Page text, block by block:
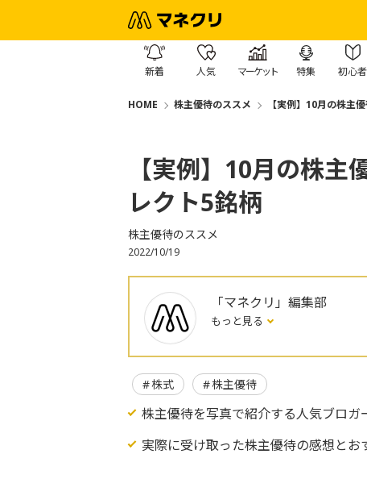
新着 人気 マーケット 特集 初心者
HOME 株主優待のススメ 【実例】10月の株主
【実例】10月の株
レクト5銘柄
株主優待のススメ
2022/10/19
「マネクリ」編集部
もっと見る
株式 株主優待
株主優待を写真で紹介する人気ブロ
実際に受け取った株主優待の感想と